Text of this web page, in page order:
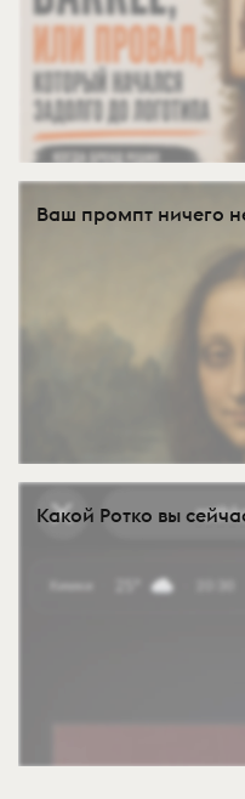
Ваш промпт ничего
Какой Ротко вы